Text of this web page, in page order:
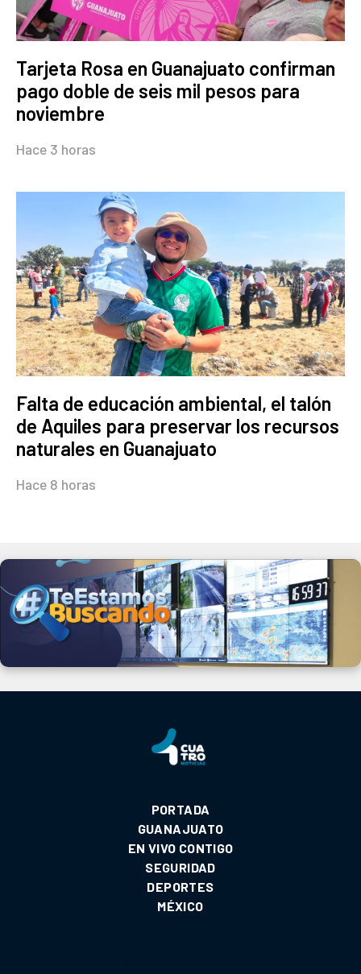
Tarjeta Rosa en Guanajuato confirman
pago doble de seis mil pesos para
noviembre
Hace 3 horas
Falta de educación ambiental, el talón
de Aquiles para preservar los recursos
naturales en Guanajuato
Hace 8 horas
PORTADA
GUANAJUATO
EN VIVO CONTIGO
SEGURIDAD
DEPORTES
MÉXICO